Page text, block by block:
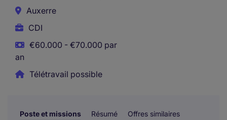
Auxerre
CDI
€60.000 - €70.000 par
an
Télétravail possible
Poste et missions Résumé Offres similaires